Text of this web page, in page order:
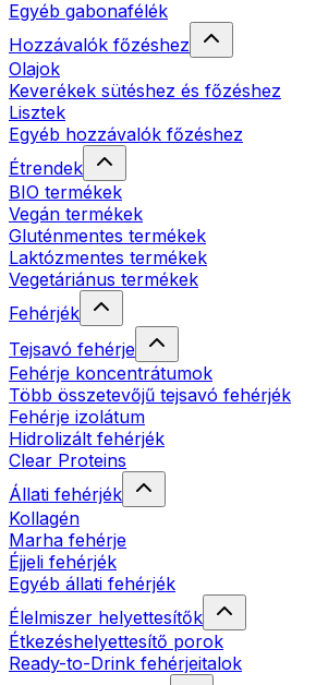
Egyéb gabonafélék
Hozzávalók főzéshez
Olajok
Keverékek sütéshez és főzéshez
Lisztek
Egyéb hozzávalók főzéshez
Étrendek
BIO termékek
Vegán termékek
Gluténmentes termékek
Laktózmentes termékek
Vegetáriánus termékek
Fehérjék
Tejsavó fehérje
Fehérje koncentrátumok
Több összetevőjű tejsavó fehérjék
Fehérje izolátum
Hidrolizált fehérjék
Clear Proteins
Állati fehérjék
Kollagén
Marha fehérje
Éjjeli fehérjék
Egyéb állati fehérjék
Élelmiszer helyettesítők
Étkezéshelyettesítő porok
Ready-to-Drink fehérjeitalok